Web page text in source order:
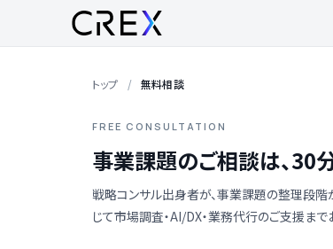
トップ 無料相談
FREE CONSULTATION
事業課題のご相談は、30
戦略コンサル出身者が、事業課題の整理段階
じて市場調査・AI/DX・業務代行のご支援まで